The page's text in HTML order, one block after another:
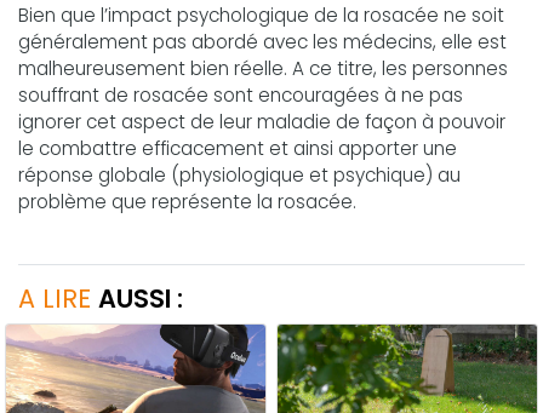
Bien que l’impact psychologique de la rosacée ne soit
généralement pas abordé avec les médecins, elle est
malheureusement bien réelle. A ce titre, les personnes
souffrant de rosacée sont encouragées à ne pas
ignorer cet aspect de leur maladie de façon à pouvoir
le combattre efficacement et ainsi apporter une
réponse globale (physiologique et psychique) au
problème que représente la rosacée.
A LIRE AUSSI :